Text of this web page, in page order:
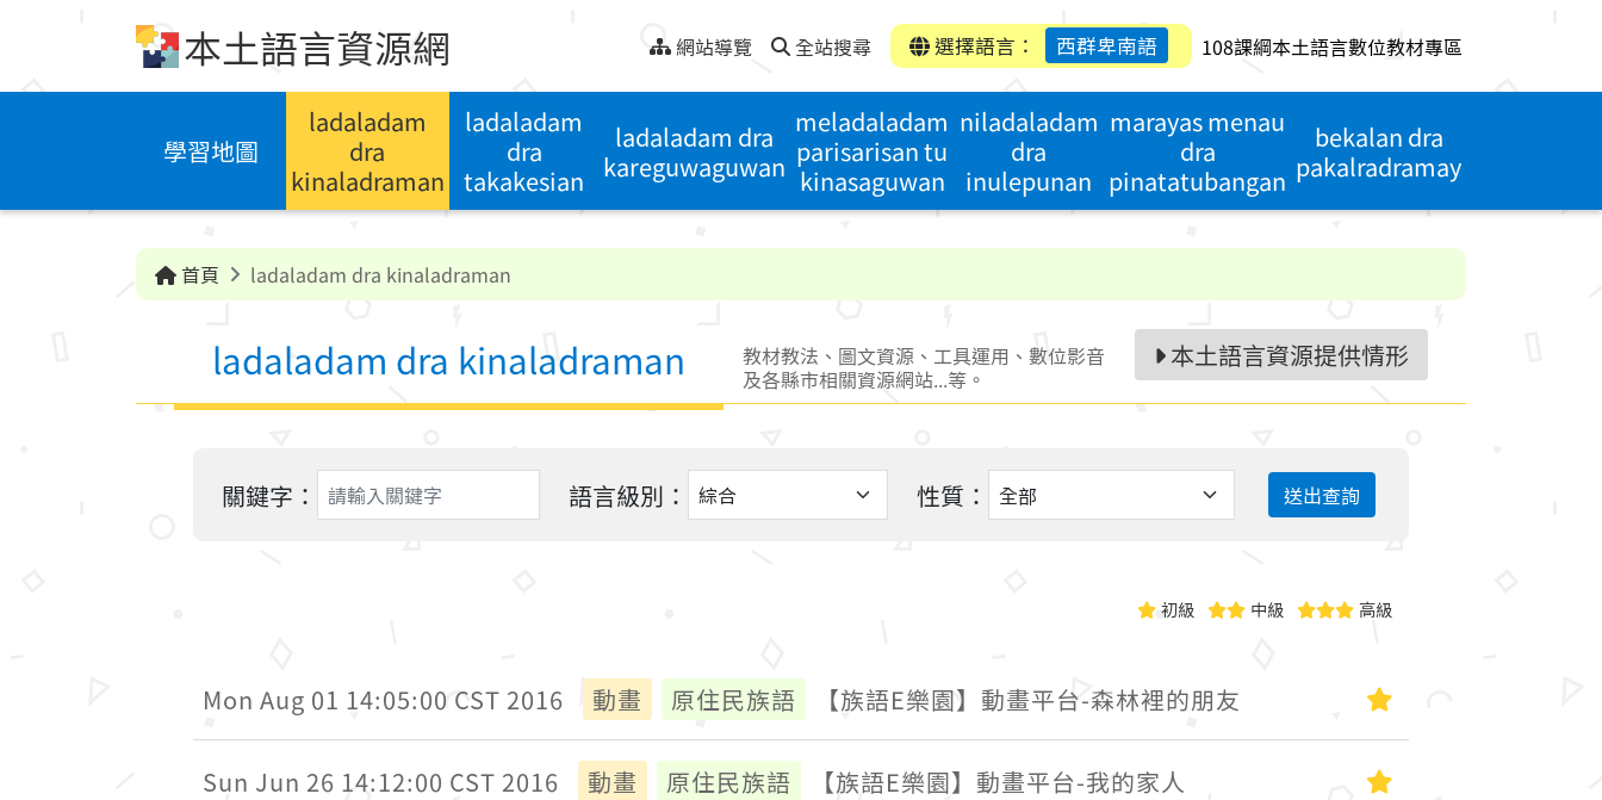
本土語言資源網 網站導覽 全站搜尋 選擇語言： 西群卑南語 108課綱本土語言數位教材專區
學習地圖
ladaladam
dra
kinaladraman
ladaladam
dra
takakesian
ladaladam dra
kareguwaguwan
meladaladam
parisarisan tu
kinasaguwan
niladaladam
dra
inulepunan
marayas menau
dra
pinatatubangan
bekalan dra
pakalradramay
首頁 ladaladam dra kinaladraman
ladaladam dra kinaladraman
教材教法、圖文資源、工具運用、數位影音
及各縣市相關資源網站...等。
本土語言資源提供情形
關鍵字： 語言級別： 性質： 送出查詢
初級 中級 高級
Mon Aug 01 14:05:00 CST 2016 動畫 原住民族語 【族語E樂園】動畫平台-森林裡的朋友
Sun Jun 26 14:12:00 CST 2016 動畫 原住民族語 【族語E樂園】動畫平台-我的家人